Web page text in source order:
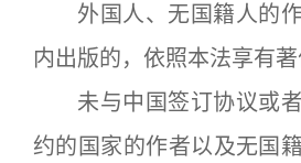
外国人、无国籍人的作
内出版的，依照本法享有著
未与中国签订协议或者
约的国家的作者以及无国